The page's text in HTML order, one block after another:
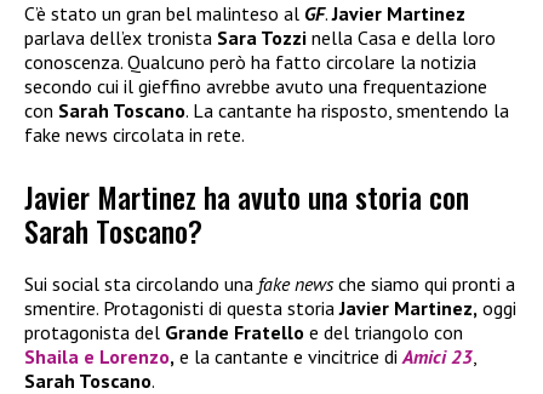
C’è stato un gran bel malinteso al GF.Javier Martinez
parlava dell’ex tronista Sara Tozzi nella Casa e della loro
conoscenza. Qualcuno però ha fatto circolare la notizia
secondo cui il gieffino avrebbe avuto una frequentazione
con Sarah Toscano. La cantante ha risposto, smentendo la
fake news circolata in rete.
Javier Martinez ha avuto una storia con
Sarah Toscano?
Sui social sta circolando una fake newsche siamo qui pronti a
smentire. Protagonisti di questa storiaJavier Martinez, oggi
protagonista del Grande Fratello e del triangolo con
Shaila e Lorenzo, e la cantante e vincitrice di Amici 23
Sarah Toscano.